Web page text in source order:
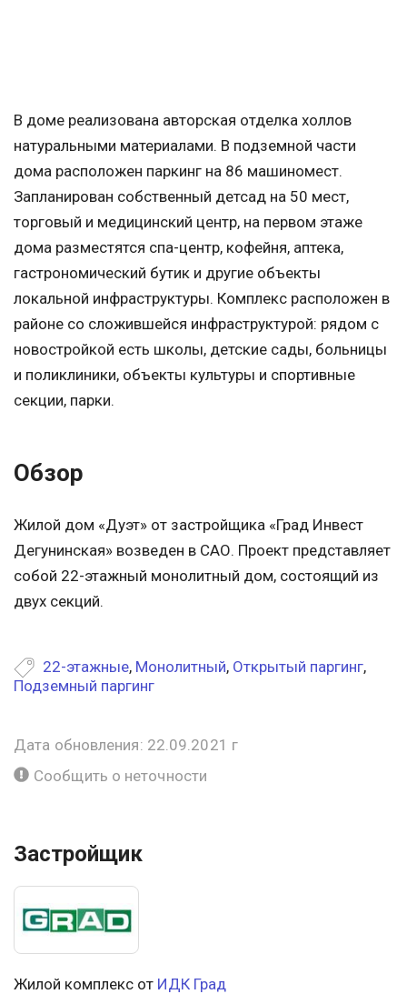
В доме реализована авторская отделка холлов
натуральными материалами. В подземной части
дома расположен паркинг на 86 машиномест.
Запланирован собственный детсад на 50 мест,
торговый и медицинский центр, на первом этаже
дома разместятся спа-центр, кофейня, аптека,
гастрономический бутик и другие объекты
локальной инфраструктуры. Комплекс расположен в
районе со сложившейся инфраструктурой: рядом с
новостройкой есть школы, детские сады, больницы
и поликлиники, объекты культуры и спортивные
секции, парки.
Обзор
Жилой дом «Дуэт» от застройщика «Град Инвест
Дегунинская» возведен в САО. Проект представляет
собой 22-этажный монолитный дом, состоящий из
двух секций.
22-этажные, Монолитный, Открытый паргинг,
Подземный паргинг
Дата обновления: 22.09.2021 г
Сообщить о неточности
Застройщик
Жилой комплекс от ИДК Град